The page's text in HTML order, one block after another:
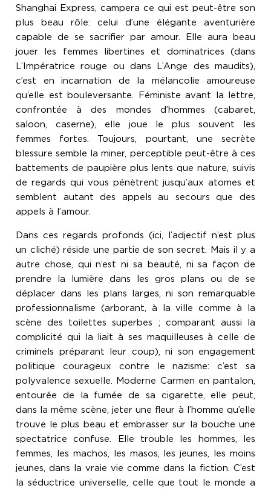
Shanghai Express, campera ce qui est peut-être son
plus beau rôle: celui d’une élégante aventurière
capable de se sacrifier par amour. Elle aura beau
jouer les femmes libertines et dominatrices (dans
L’Impératrice rouge ou dans L’Ange des maudits),
c’est en incarnation de la mélancolie amoureuse
qu’elle est bouleversante. Féministe avant la lettre,
confrontée à des mondes d’hommes (cabaret,
saloon, caserne), elle joue le plus souvent les
femmes fortes. Toujours, pourtant, une secrète
blessure semble la miner, perceptible peut-être à ces
battements de paupière plus lents que nature, suivis
de regards qui vous pénètrent jusqu’aux atomes et
semblent autant des appels au secours que des
appels à l’amour.
Dans ces regards profonds (ici, l’adjectif n’est plus
un cliché) réside une partie de son secret. Mais il y a
autre chose, qui n’est ni sa beauté, ni sa façon de
prendre la lumière dans les gros plans ou de se
déplacer dans les plans larges, ni son remarquable
professionnalisme (arborant, à la ville comme à la
scène des toilettes superbes ; comparant aussi la
complicité qui la liait à ses maquilleuses à celle de
criminels préparant leur coup), ni son engagement
politique courageux contre le nazisme: c’est sa
polyvalence sexuelle. Moderne Carmen en pantalon,
entourée de la fumée de sa cigarette, elle peut,
dans la même scène, jeter une fleur à l’homme qu’elle
trouve le plus beau et embrasser sur la bouche une
spectatrice confuse. Elle trouble les hommes, les
femmes, les machos, les masos, les jeunes, les moins
jeunes, dans la vraie vie comme dans la fiction. C’est
la séductrice universelle, celle que tout le monde a